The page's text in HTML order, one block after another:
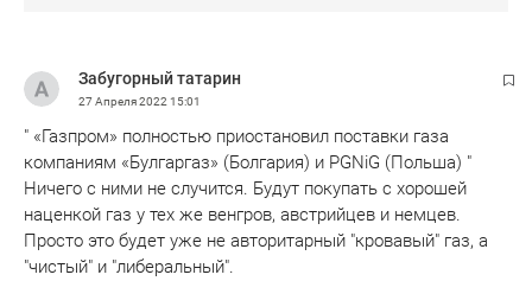
Забугорный татарин
27 Апреля 2022 15:01
" «Газпром» полностью приостановил поставки газа
компаниям «Булгаргаз» (Болгария) и PGNiG (Польша) "
Ничего с ними не случится. Будут покупать с хорошей
наценкой газ у тех же венгров, австрийцев и немцев.
Просто это будет уже не авторитарный "кровавый" газ, а
"чистый" и "либеральный".